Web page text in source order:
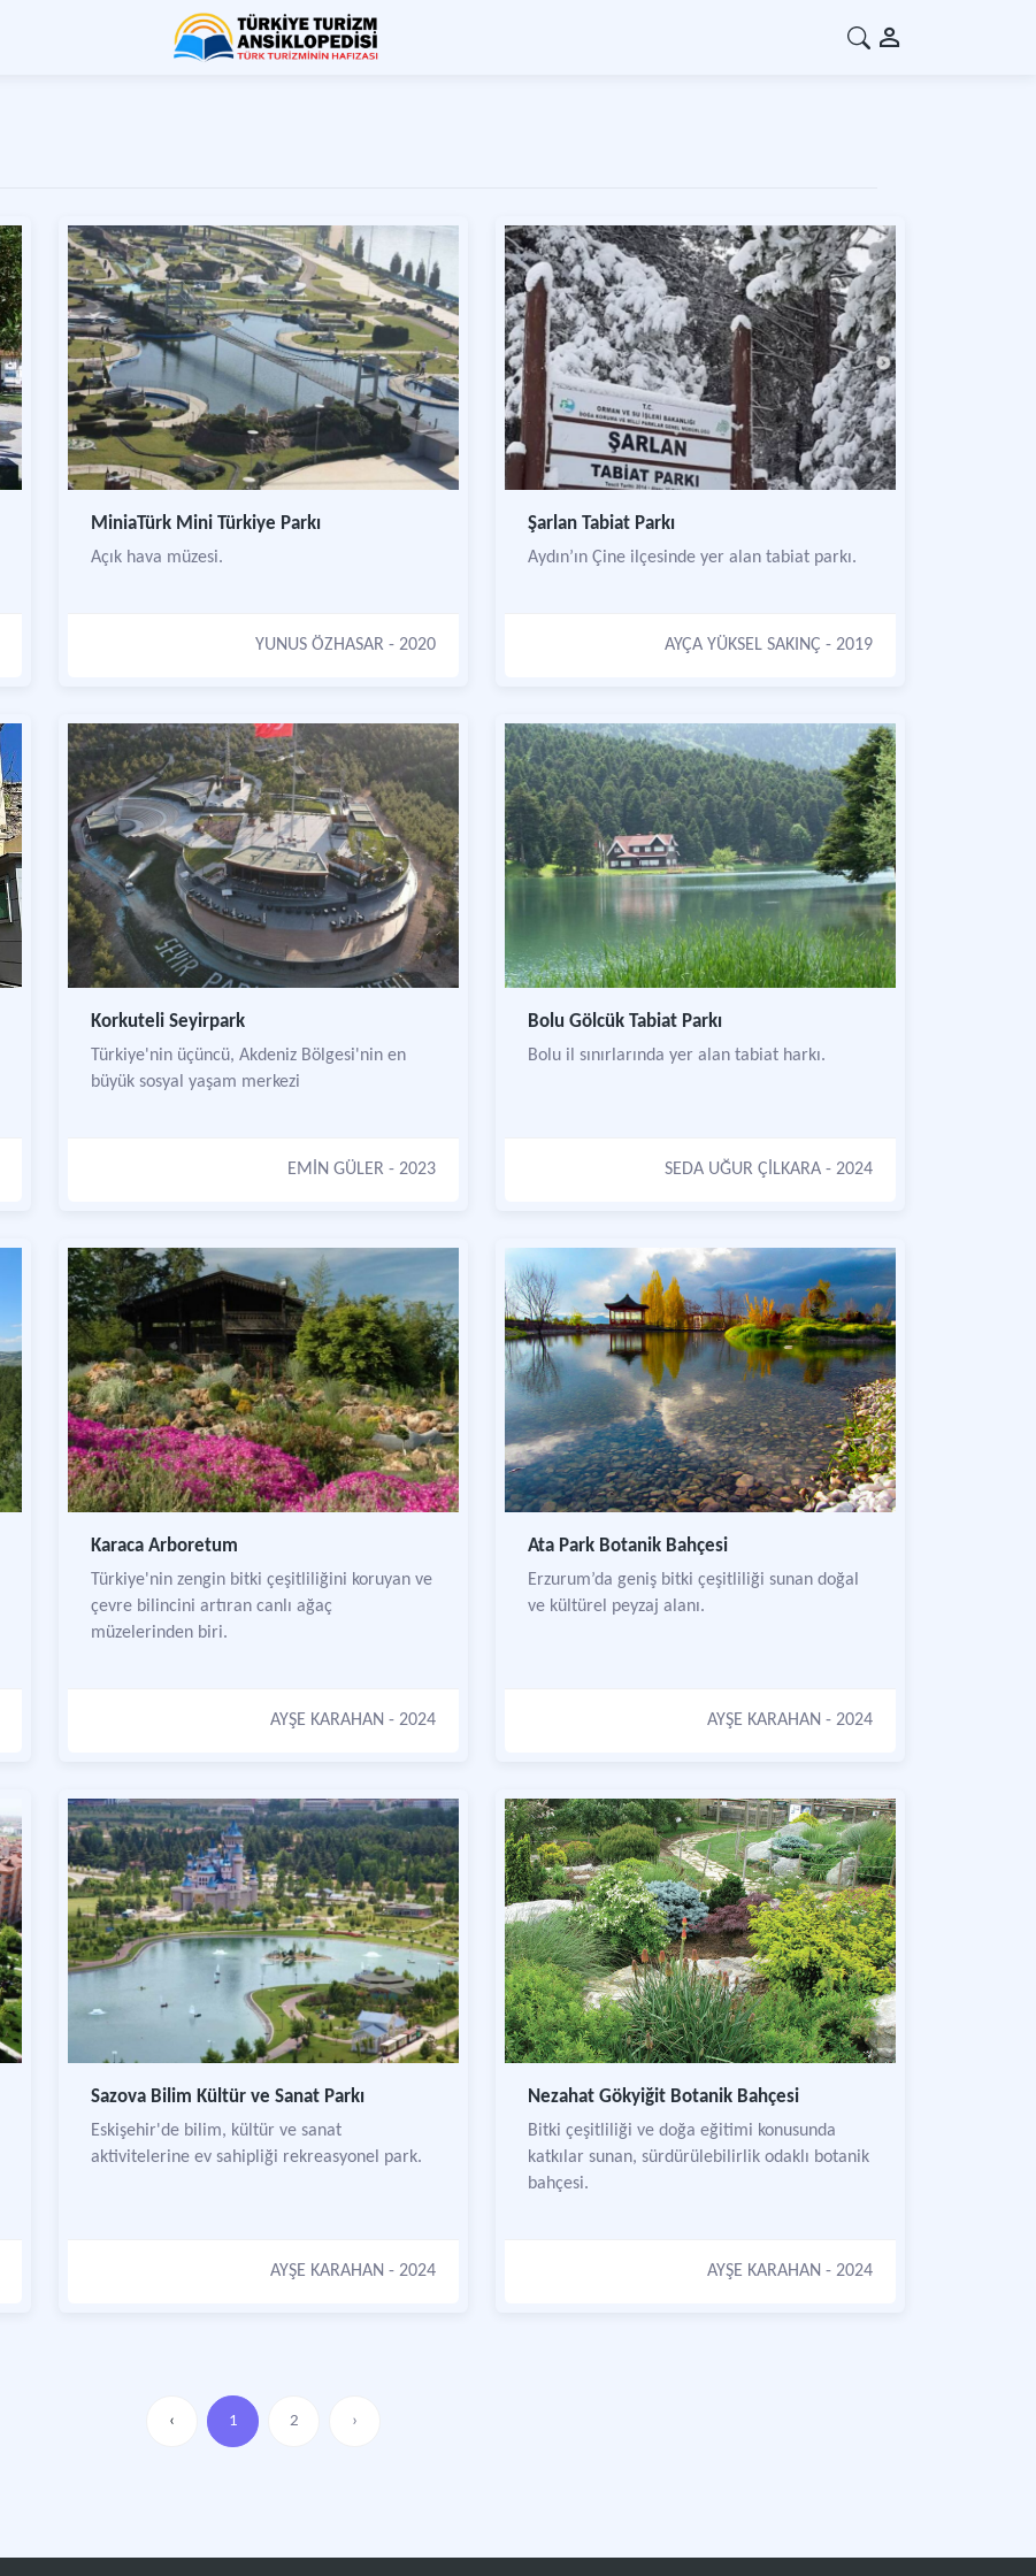
MiniaTürk Mini Türkiye Parkı
Açık hava müzesi.
YUNUS ÖZHASAR - 2020
Şarlan Tabiat Parkı
Aydın’ın Çine ilçesinde yer alan tabiat parkı.
AYÇA YÜKSEL SAKINÇ - 2019
Korkuteli Seyirpark
Türkiye'nin üçüncü, Akdeniz Bölgesi'nin en
büyük sosyal yaşam merkezi
EMİN GÜLER - 2023
Bolu Gölcük Tabiat Parkı
Bolu il sınırlarında yer alan tabiat harkı.
SEDA UĞUR ÇİLKARA - 2024
Karaca Arboretum
Türkiye'nin zengin bitki çeşitliliğini koruyan ve
çevre bilincini artıran canlı ağaç
müzelerinden biri.
AYŞE KARAHAN - 2024
Ata Park Botanik Bahçesi
Erzurum’da geniş bitki çeşitliliği sunan doğal
ve kültürel peyzaj alanı.
AYŞE KARAHAN - 2024
Sazova Bilim Kültür ve Sanat Parkı
Eskişehir'de bilim, kültür ve sanat
aktivitelerine ev sahipliği rekreasyonel park.
AYŞE KARAHAN - 2024
Nezahat Gökyiğit Botanik Bahçesi
Bitki çeşitliliği ve doğa eğitimi konusunda
katkılar sunan, sürdürülebilirlik odaklı botanik
bahçesi.
AYŞE KARAHAN - 2024
‹ 1 2 ›